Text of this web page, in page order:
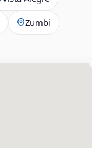
Zumbi